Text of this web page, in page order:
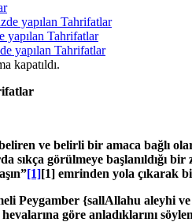
yapılan Tahrifatlar
yapılan Tahrifatlar
yapılan Tahrifatlar
kapatıldı.
ve belirli bir amaca bağlı
sıkça görülmeye başlanıldığı
[1][1] emrinden yola çıkarak
Peygamber {sallAllahu aleyhi ve
göre anladıklarını